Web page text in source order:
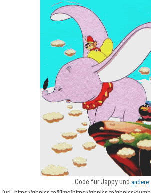
Code für Jappy und andere: